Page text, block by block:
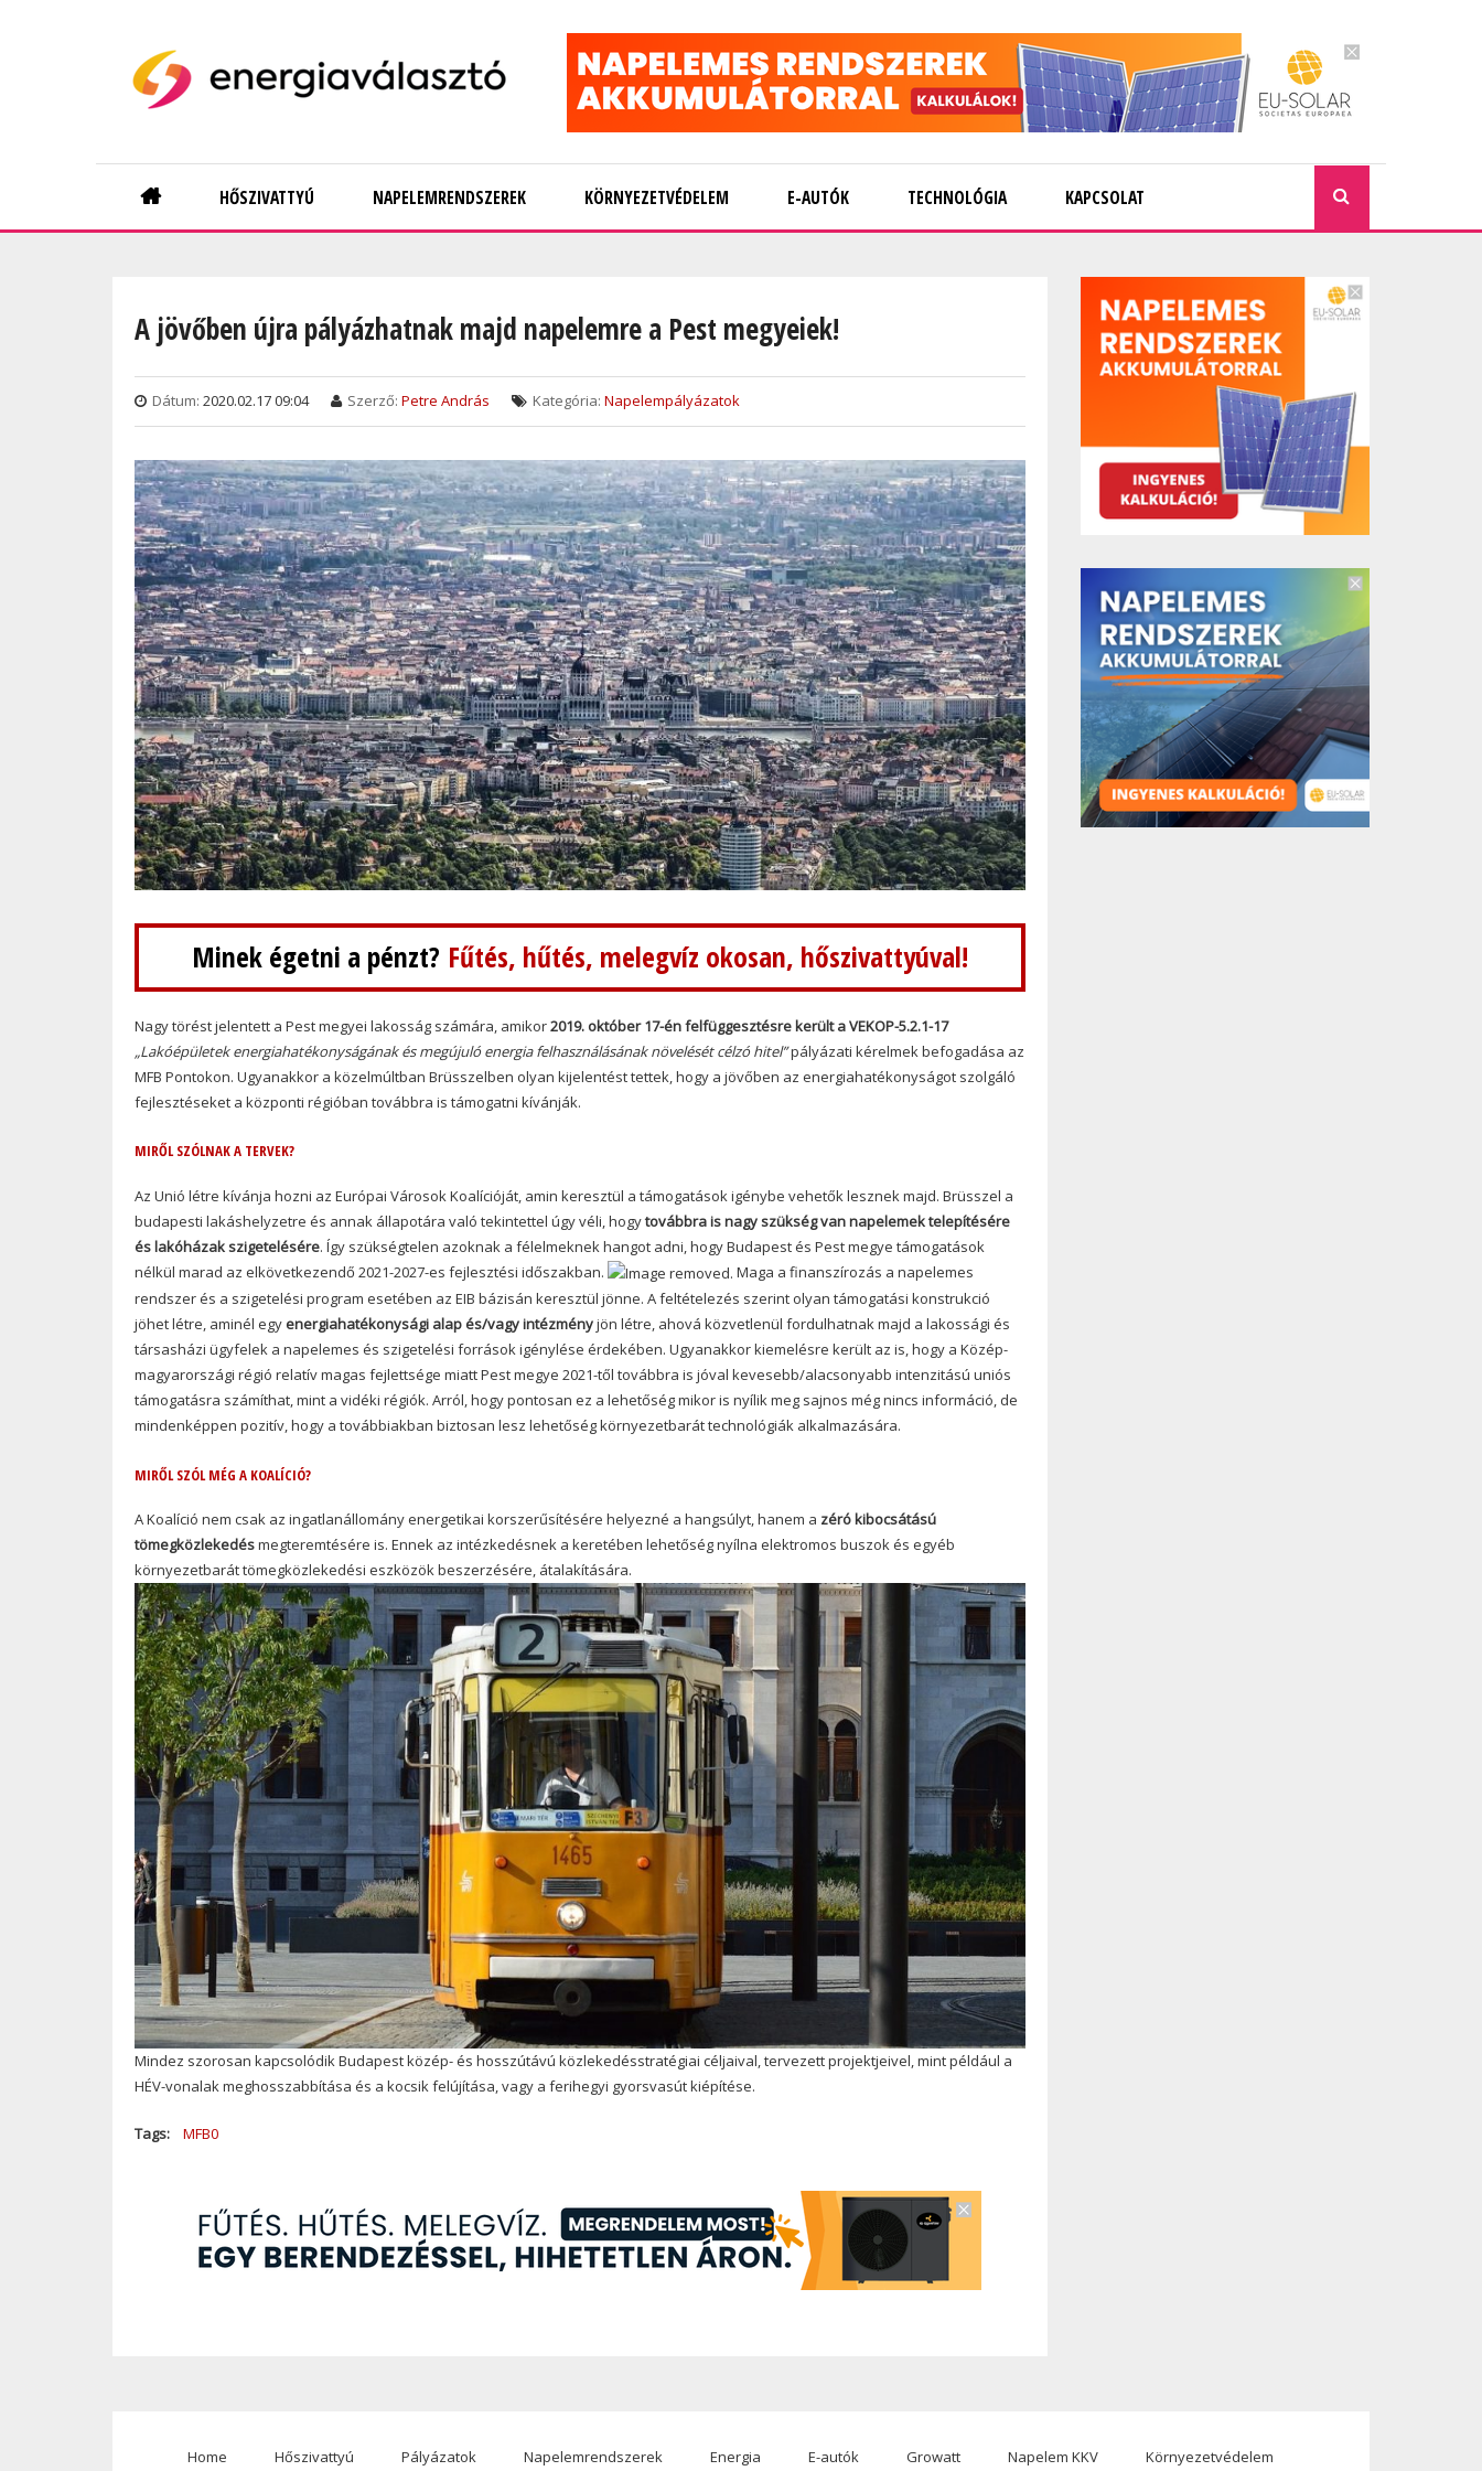
Main
navigation
HŐSZIVATTYÚ NAPELEMRENDSZEREK KÖRNYEZETVÉDELEM E-AUTÓK TECHNOLÓGIA KAPCSOLAT
A jövőben újra pályázhatnak majd napelemre a Pest megyeiek!
Dátum: 2020.02.17 09:04 Szerző: Petre András Kategória: Napelempályázatok
Minek égetni a pénzt? Fűtés, hűtés, melegvíz okosan, hőszivattyúval!
Nagy törést jelentett a Pest megyei lakosság számára, amikor2019. október 17-én felfüggesztésre került a VEKOP-5.2.1-17
„Lakóépületek energiahatékonyságának és megújuló energia felhasználásának növelését célzó hitel”pályázati kérelmek befogadása az
MFB Pontokon. Ugyanakkor a közelmúltban Brüsszelben olyan kijelentést tettek, hogy a jövőben az energiahatékonyságot szolgáló
fejlesztéseket a központi régióban továbbra is támogatni kívánják.
MIRŐL SZÓLNAK A TERVEK?
Az Unió létre kívánja hozni az Európai Városok Koalícióját, amin keresztül a támogatások igénybe vehetők lesznek majd. Brüsszel a
budapesti lakáshelyzetre és annak állapotára való tekintettel úgy véli, hogytovábbra is nagy szükség van napelemek telepítésére
és lakóházak szigetelésére. Így szükségtelen azoknak a félelmeknek hangot adni, hogy Budapest és Pest megye támogatások
nélkül marad az elkövetkezendő 2021-2027-es fejlesztési időszakban.
Maga a finanszírozás a napelemes
rendszer és a szigetelési program esetében az EIB bázisán keresztül jönne. A feltételezés szerint olyan támogatási konstrukció
jöhet létre, aminél egy energiahatékonysági alap és/vagy intézményjön létre, ahová közvetlenül fordulhatnak majd a lakossági és
társasházi ügyfelek a napelemes és szigetelési források igénylése érdekében. Ugyanakkor kiemelésre került az is, hogy a Közép-
magyarországi régió relatív magas fejlettsége miatt Pest megye 2021-től továbbra is jóval kevesebb/alacsonyabb intenzitású uniós
támogatásra számíthat, mint a vidéki régiók. Arról, hogy pontosan ez a lehetőség mikor is nyílik meg sajnos még nincs információ, de
mindenképpen pozitív, hogy a továbbiakban biztosan lesz lehetőség környezetbarát technológiák alkalmazására.
MIRŐL SZÓL MÉG A KOALÍCIÓ?
A Koalíció nem csak az ingatlanállomány energetikai korszerűsítésére helyezné a hangsúlyt, hanem a zéró kibocsátású
tömegközlekedésmegteremtésére is. Ennek az intézkedésnek a keretében lehetőség nyílna elektromos buszok és egyéb
környezetbarát tömegközlekedési eszközök beszerzésére, átalakítására.
Mindez szorosan kapcsolódik Budapest közép- és hosszútávú közlekedésstratégiai céljaival, tervezett projektjeivel, mint például a
HÉV-vonalak meghosszabbítása és a kocsik felújítása, vagy a ferihegyi gyorsvasút kiépítése.
Tags MFB0
Home Hőszivattyú Pályázatok Napelemrendszerek Energia E-autók Growatt Napelem KKV Környezetvédelem